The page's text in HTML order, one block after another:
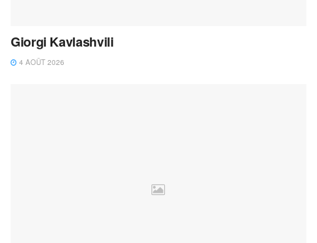
Giorgi Kavlashvili
4 AOÛT 2026